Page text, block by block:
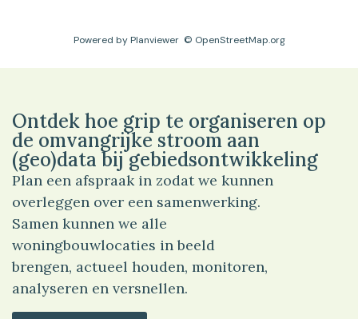
Powered by Planviewer© OpenStreetMap.org
Ontdek hoe grip te organiseren op
de omvangrijke stroom aan
(geo)data bij gebiedsontwikkeling
Plan een afspraak in zodat we kunnen
overleggen over een samenwerking.
Samen kunnen we alle
woningbouwlocaties in beeld
brengen, actueel houden, monitoren,
analyseren en versnellen.